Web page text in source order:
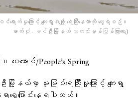
ာက်မှုကြောင့် ကျေးရွာအချို့ ရေကြီးနေတာကို တွေ့ရစဉ်။
ဓာတ်ပုံ - ခင်ဦးမြို့နယ် သတင်းမှန်ပြန်ကြားရေး)
ောင်/People’s Spring
မှာ မူးမြစ်ရေကြီးမှုကြောင့် ကျေးရွာ